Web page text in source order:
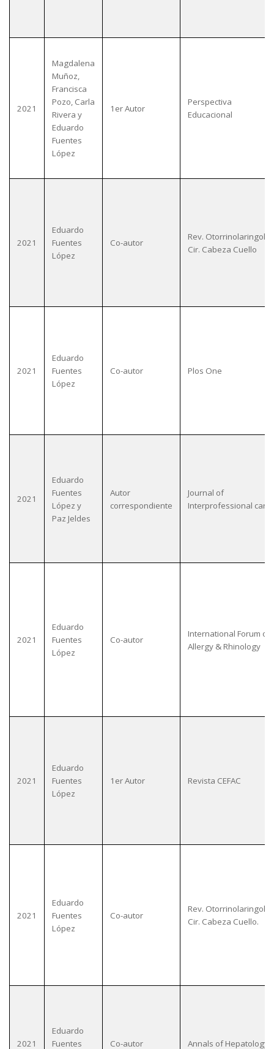
2021
Magdalena
Muñoz,
Francisca
Pozo, Carla
Rivera y
Eduardo
Fuentes
López
1er Autor
Perspectiva
Educacional
2021
Eduardo
Fuentes
López
Co-autor
Rev. Otorrinolaringol.
Cir. Cabeza Cuello
2021
Eduardo
Fuentes
López
Co-autor Plos One
2021
Eduardo
Fuentes
López y
Paz Jeldes
Autor
correspondiente
Journal of
Interprofessional care.
2021
Eduardo
Fuentes
López
Co-autor
International Forum of
Allergy & Rhinology
2021
Eduardo
Fuentes
López
1er Autor Revista CEFAC
2021
Eduardo
Fuentes
López
Co-autor
Rev. Otorrinolaringol.
Cir. Cabeza Cuello.
2021
Eduardo
Fuentes
Co-autor Annals of Hepatology